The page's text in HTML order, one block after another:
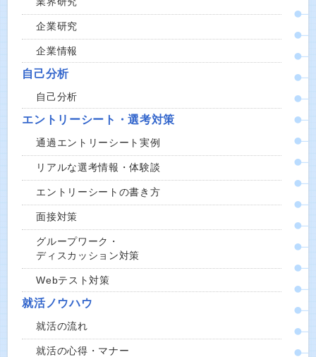
企業研究
企業情報
自己分析
自己分析
エントリーシート・選考対策
通過エントリーシート実例
リアルな選考情報・体験談
エントリーシートの書き方
面接対策
グループワーク・
ディスカッション対策
Webテスト対策
就活ノウハウ
就活の流れ
就活の心得・マナー